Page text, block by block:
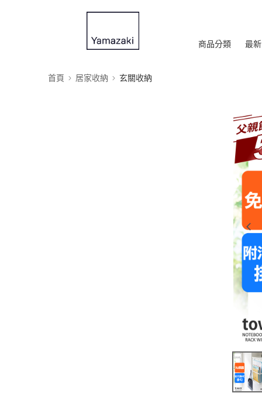
商品分類 最
首頁 居家收納 玄關收納